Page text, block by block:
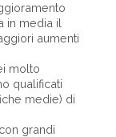
in media il
aumenti
molto
qualificati
medie) di
grandi